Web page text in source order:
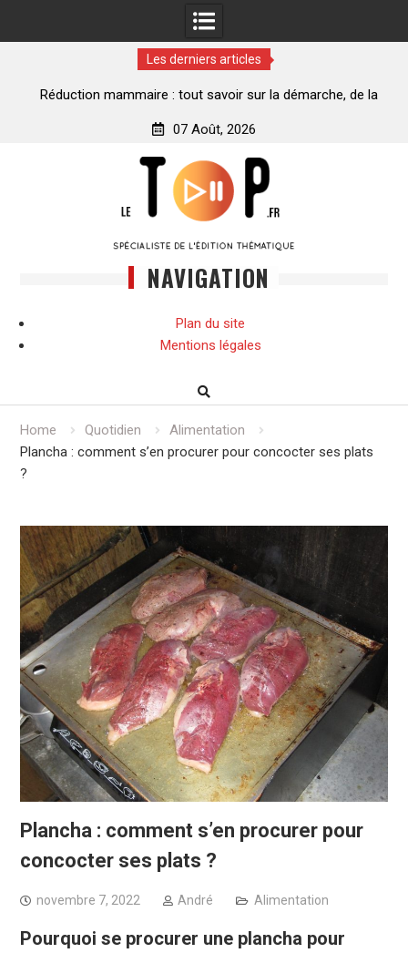
Les derniers articles
Réduction mammaire : tout savoir sur la démarche, de la
07 Août, 2026
NAVIGATION
Plan du site
Mentions légales
Home Quotidien
Alimentation
Plancha : comment s’en procurer pour concocter ses plats
?
Plancha : comment s’en procurer pour
concocter ses plats ?
novembre 7, 2022 André Alimentation
Pourquoi se procurer une plancha pour